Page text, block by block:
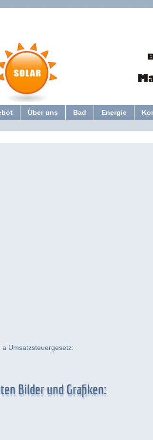
Über uns Bad Energie
Umsatzsteuergesetz:
Bilder und Grafiken: